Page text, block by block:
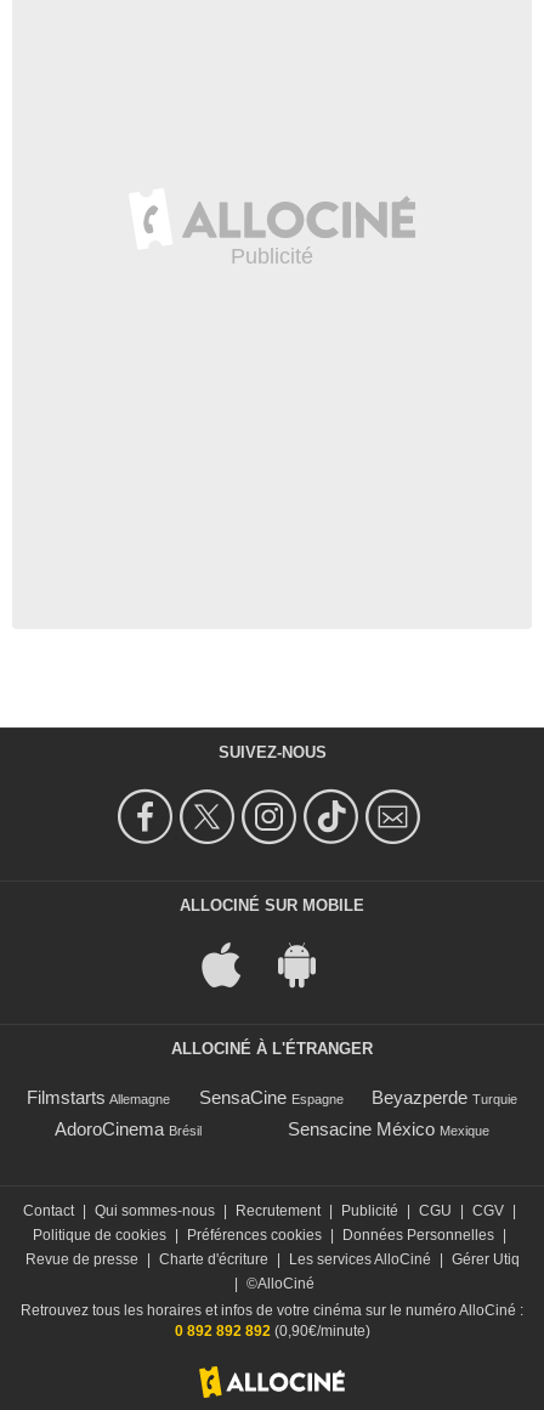
SUIVEZ-NOUS
ALLOCINÉ SUR MOBILE
ALLOCINÉ À L'ÉTRANGER
Filmstarts Allemagne SensaCine Espagne Beyazperde Turquie
AdoroCinema Brésil Sensacine México Mexique
Contact | Qui sommes-nous | Recrutement | Publicité | CGU | CGV |
Politique de cookies | Préférences cookies | Données Personnelles |
Revue de presse
| Charte d'écriture | Les services AlloCiné | Gérer Utiq
| ©AlloCiné
Retrouvez tous les horaires et infos de votre cinéma sur le numéro AlloCiné :
0 892 892 892 (0,90€/minute)